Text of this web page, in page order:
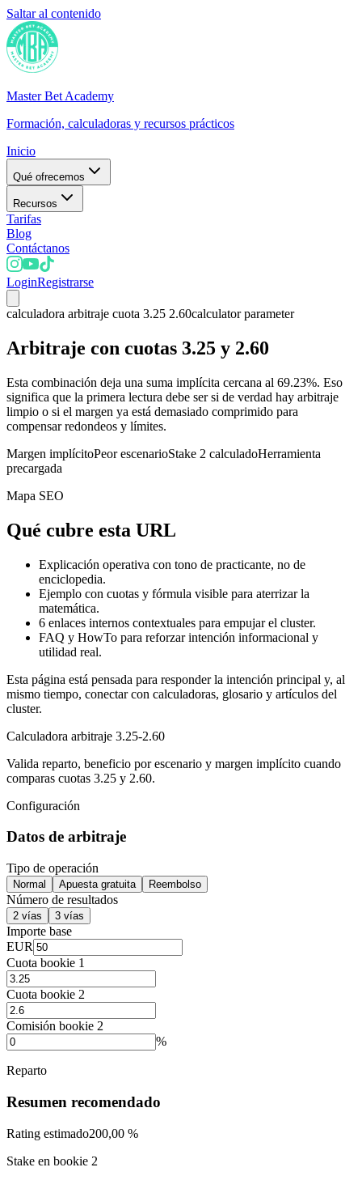
Saltar al contenido
Master Bet Academy
Formación, calculadoras y recursos prácticos
Inicio
Qué ofrecemos
Recursos
Tarifas
Blog
Contáctanos
LoginRegistrarse
calculadora arbitraje cuota 3.25 2.60calculator parameter
Arbitraje con cuotas 3.25 y 2.60
Esta combinación deja una suma implícita cercana al 69.23%. Eso
significa que la primera lectura debe ser si de verdad hay arbitraje
limpio o si el margen ya está demasiado comprimido para
compensar redondeos y límites.
Margen implícitoPeor escenarioStake 2 calculadoHerramienta
precargada
Mapa SEO
Qué cubre esta URL
Explicación operativa con tono de practicante, no de
enciclopedia.
Ejemplo con cuotas y fórmula visible para aterrizar la
matemática.
6 enlaces internos contextuales para empujar el cluster.
FAQ y HowTo para reforzar intención informacional y
utilidad real.
Esta página está pensada para responder la intención principal y, al
mismo tiempo, conectar con calculadoras, glosario y artículos del
cluster.
Calculadora arbitraje 3.25-2.60
Valida reparto, beneficio por escenario y margen implícito cuando
comparas cuotas 3.25 y 2.60.
Configuración
Datos de arbitraje
Tipo de operación
Normal Apuesta gratuita Reembolso
Número de resultados
2 vías 3 vías
Importe base
EUR
Cuota bookie 1
Cuota bookie 2
Comisión bookie 2
%
Reparto
Resumen recomendado
Rating estimado200,00 %
Stake en bookie 2